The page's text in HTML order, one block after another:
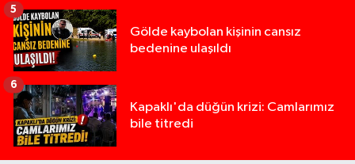
Gölde kaybolan kişinin cansız
bedenine ulaşıldı
5
Kapaklı'da düğün krizi: Camlarımız
bile titredi
6